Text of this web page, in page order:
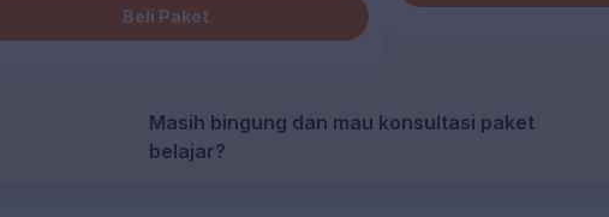
Video belajar TKA berisi kisi-kisi dan
Rangkuman infografis dengan visualisasi
menarik di setiap bab
Beli Paket
Monitor belajar
Masih bingung dan mau konsultasi paket
belajar?